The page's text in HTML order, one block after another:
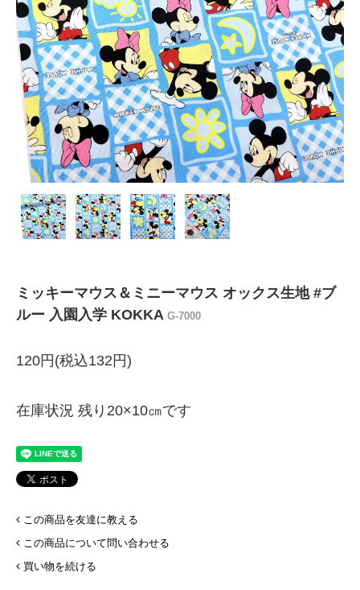
ミッキーマウス＆ミニーマウス オックス生地 #ブ
ルー 入園入学 KOKKA G-7000
120円(税込132円)
在庫状況 残り20×10㎝です
この商品を友達に教える
この商品について問い合わせる
買い物を続ける